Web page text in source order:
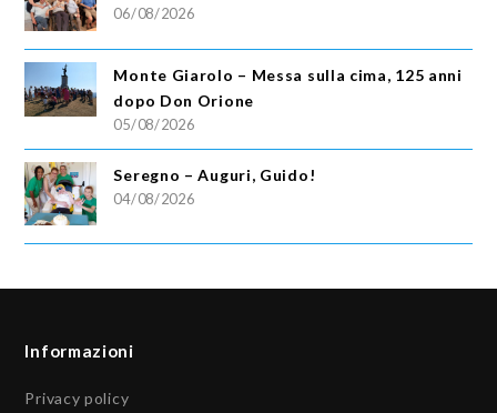
06/08/2026
Monte Giarolo – Messa sulla cima, 125 anni
dopo Don Orione
05/08/2026
Seregno – Auguri, Guido!
04/08/2026
Informazioni
Privacy policy